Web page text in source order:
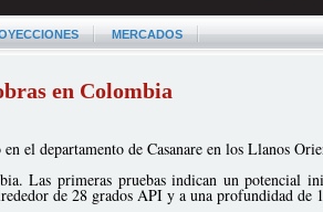
MERCADOS
en Colombia
el departamento de Casanare en los Llanos
Las primeras pruebas indican un potencial
de 28 grados API y a una profundidad de